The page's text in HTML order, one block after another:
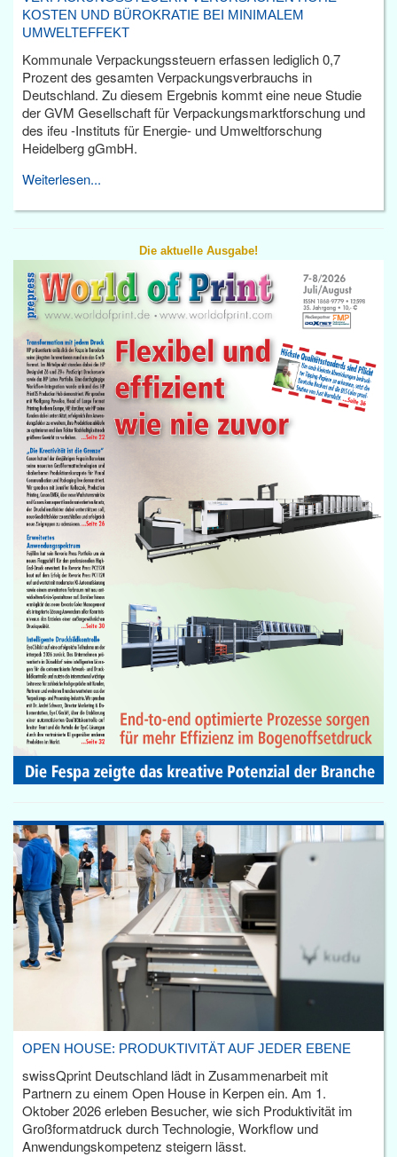
KOSTEN UND BÜROKRATIE BEI MINIMALEM
UMWELTEFFEKT
Kommunale Verpackungssteuern erfassen lediglich 0,7
Prozent des gesamten Verpackungsverbrauchs in
Deutschland. Zu diesem Ergebnis kommt eine neue Studie
der GVM Gesellschaft für Verpackungsmarktforschung und
des ifeu -Instituts für Energie- und Umweltforschung
Heidelberg gGmbH.
Weiterlesen...
Die aktuelle Ausgabe!
OPEN HOUSE: PRODUKTIVITÄT AUF JEDER EBENE
swissQprint Deutschland lädt in Zusammenarbeit mit
Partnern zu einem Open House in Kerpen ein. Am 1.
Oktober 2026 erleben Besucher, wie sich Produktivität im
Großformatdruck durch Technologie, Workflow und
Anwendungskompetenz steigern lässt.